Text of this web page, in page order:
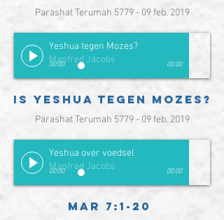
Parashat Terumah 5779 - 09 feb. 2019
Yeshua tegen Mozes?
Manfred Jacobs
00:00 00:00
is Yeshua tegen mozes?
Parashat Terumah 5779 - 09 feb. 2019
Yeshua over voedsel
Manfred Jacobs
00:00 00:00
Mar 7:1-20